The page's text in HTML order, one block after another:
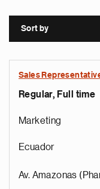
Sort by
Sales
Regular, Full time
Marketing
Ecuador
Av. Amazonas